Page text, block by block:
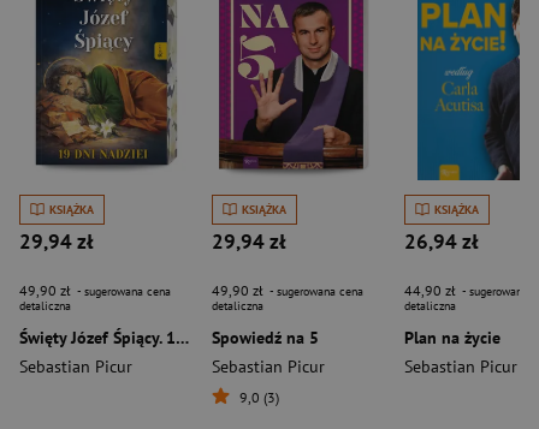
KSIĄŻKA
29,94 zł
49,90 zł - sugerowana cena
detaliczna
Święty Józef Śpiący. 19 dni nadziei
Sebastian Picur
KSIĄŻKA
29,94 zł
49,90 zł - sugerowana cena
detaliczna
Spowiedź na 5
Sebastian Picur
9,0 (3)
KSIĄŻKA
26,94 zł
44,90 zł - sugerowana
detaliczna
Plan na życie
Sebastian Picur